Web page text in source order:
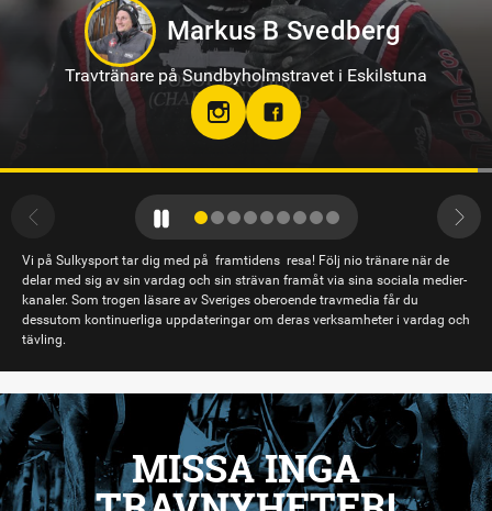
Hanna Forslin
Travtränare på Hagmyren, Hudiksvall
Vi på Sulkysport tar dig med på framtidens resa! Följ nio tränare när de
delar med sig av sin vardag och sin strävan framåt via sina sociala medier-
kanaler. Som trogen läsare av Sveriges oberoende travmedia får du
dessutom kontinuerliga uppdateringar om deras verksamheter i vardag och
tävling.
MISSA INGA